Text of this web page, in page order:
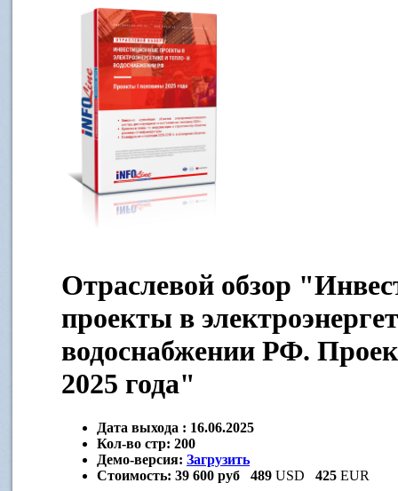
Отраслевой обзор
проекты в
водоснабжении РФ.
2025 года"
Дата выхода : 16.06.2025
Кол-во стр: 200
Демо-версия: Загрузить
Стоимость: 39 600 руб 489 USD 425 EUR